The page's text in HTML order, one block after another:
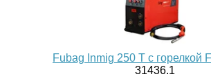
Fubag Inmig 250 T с горелкой
31436.1